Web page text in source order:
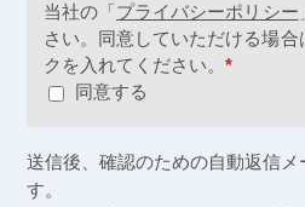
当社の「プライバシーポリシー
さい。同意していただける場
クを入れてください。 *
同意する
送信後、確認のための自動返信メ
す。